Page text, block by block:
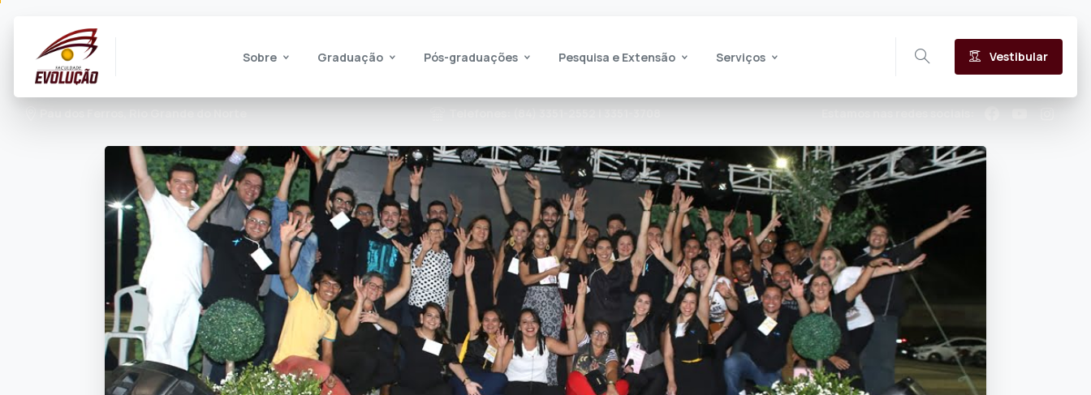
Sobre Graduação Pós-graduações Pesquisa e Extensão Serviços Vestibular